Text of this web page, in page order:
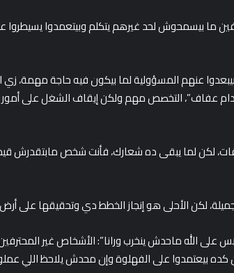
ما بيسمحوش لحد غيرهم يتكلم وبيتعمدوا يسيطروا
عنهم المسؤولية لما بيكون فيه حاجة مهمة،
لمدام عفاف”، التخصص مهم ولكن إيقاف الشغل على
لكن لما يبقى ده شعارك، فأنت شخص مابتقدرش
الله ماحدش ينخرب ورانا”: الأشخاص غير
بيعتمدوا على الفهلوة وإن محدش يلاحظ اللي